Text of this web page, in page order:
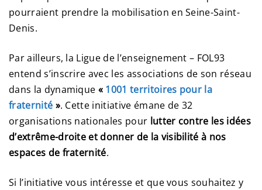
pourraient prendre la mobilisation en Seine-Saint-
Denis.
Par ailleurs, la Ligue de l’enseignement – FOL93
entend s’inscrire avec les associations de son réseau
dans la dynamique « 1001 territoires pour la
fraternité ». Cette initiative émane de 32
organisations nationales pour lutter contre les idées
d’extrême-droite et donner de la visibilité à nos
espaces de fraternité.
Si l’initiative vous intéresse et que vous souhaitez y